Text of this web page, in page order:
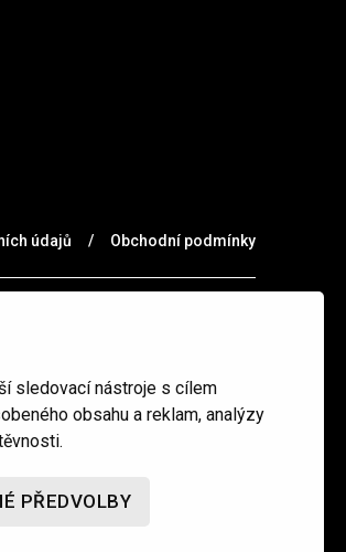
sledovací nástroje s cílem
obsahu a reklam, analýzy
PŘEDVOLBY
údajů / Obchodní podmínky